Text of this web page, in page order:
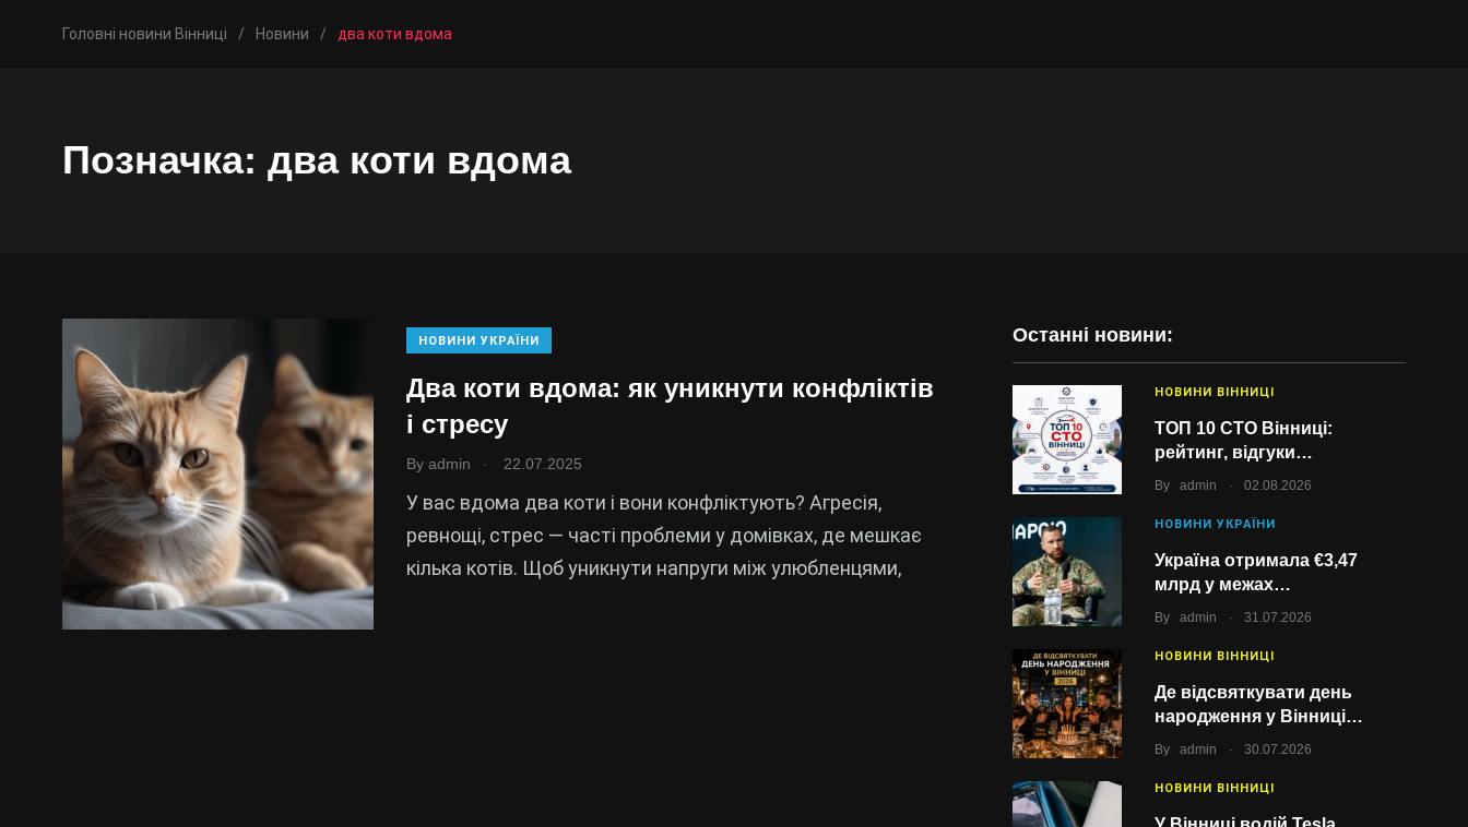
Головні новини Вінниці / Новини / два коти вдома
Позначка: два коти вдома
НОВИНИ УКРАЇНИ
Два коти вдома: як уникнути конфліктів
і стресу
By admin 22.07.2025
У вас вдома два коти і вони конфліктують? Агресія,
ревнощі, стрес — часті проблеми у домівках, де мешкає
кілька котів. Щоб уникнути напруги між улюбленцями,
Останні новини:
НОВИНИ ВІННИЦІ
ТОП 10 СТО Вінниці:
рейтинг, відгуки…
By admin . 02.08.2026
НОВИНИ УКРАЇНИ
Україна отримала €3,47
млрд у межах…
By admin . 31.07.2026
НОВИНИ ВІННИЦІ
Де відсвяткувати день
народження у Вінниці…
By admin . 30.07.2026
НОВИНИ ВІННИЦІ